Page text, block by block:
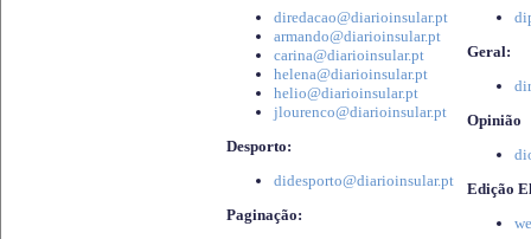
diredacao@diarioinsular.pt
armando@diarioinsular.pt
carina@diarioinsular.pt
helena@diarioinsular.pt
helio@diarioinsular.pt
jlourenco@diarioinsular.pt
Desporto:
didesporto@diarioinsular.pt
Paginação:
Geral:
Opinião
Edição